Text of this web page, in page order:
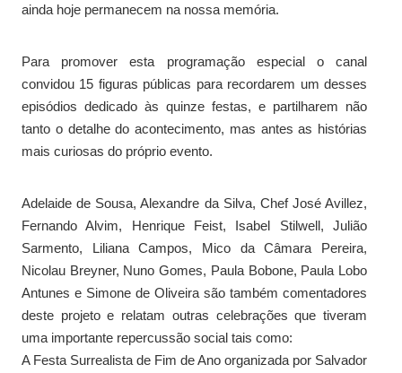
ainda hoje permanecem na nossa memória.
Para promover esta programação especial o canal
convidou 15 figuras públicas para recordarem um desses
episódios dedicado às quinze festas, e partilharem não
tanto o detalhe do acontecimento, mas antes as histórias
mais curiosas do próprio evento.
Adelaide de Sousa, Alexandre da Silva, Chef José Avillez,
Fernando Alvim, Henrique Feist, Isabel Stilwell, Julião
Sarmento, Liliana Campos, Mico da Câmara Pereira,
Nicolau Breyner, Nuno Gomes, Paula Bobone, Paula Lobo
Antunes e Simone de Oliveira são também comentadores
deste projeto e relatam outras celebrações que tiveram
uma importante repercussão social tais como:
A Festa Surrealista de Fim de Ano organizada por Salvador